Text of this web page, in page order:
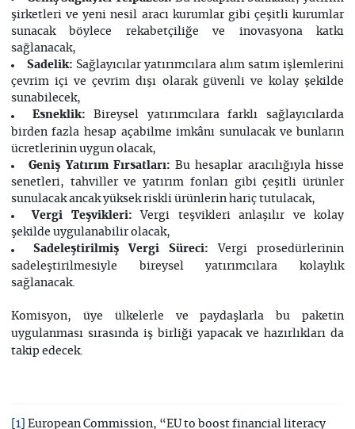
şirketleri ve yeni nesil aracı kurumlar gibi çeşitli kurumlar
sunacak böylece rekabetçiliğe ve inovasyona katkı
sağlanacak,
Sadelik: Sağlayıcılar yatırımcılara alım satım işlemlerini
çevrim içi ve çevrim dışı olarak güvenli ve kolay şekilde
sunabilecek,
Esneklik: Bireysel yatırımcılara farklı sağlayıcılarda
birden fazla hesap açabilme imkânı sunulacak ve bunların
ücretlerinin uygun olacak,
Geniş Yatırım Fırsatları: Bu hesaplar aracılığıyla hisse
senetleri, tahviller ve yatırım fonları gibi çeşitli ürünler
sunulacak ancak yüksek riskli ürünlerin hariç tutulacak,
Vergi Teşvikleri: Vergi teşvikleri anlaşılır ve kolay
şekilde uygulanabilir olacak,
Sadeleştirilmiş Vergi Süreci: Vergi prosedürlerinin
sadeleştirilmesiyle bireysel yatırımcılara kolaylık
sağlanacak.
Komisyon, üye ülkelerle ve paydaşlarla bu paketin
uygulanması sırasında iş birliği yapacak ve hazırlıkları da
takip edecek.
[1]
European Commission, “EU to boost financial literacy